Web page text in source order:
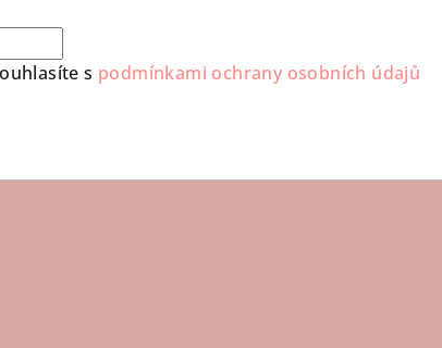
s podmínkami ochrany osobních údajů